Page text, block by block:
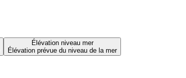
Élévation niveau mer
Élévation prévue du niveau de la mer